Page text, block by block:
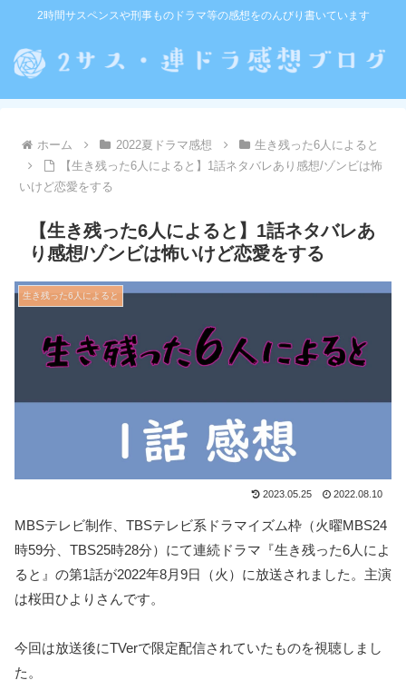
2時間サスペンスや刑事ものドラマ等の感想をのんびり書いています
ホーム 2022夏ドラマ感想
生き残った6人によると
【生き残った6人によると】1話ネタバレあり感想/ゾンビは怖
いけど恋愛をする
【生き残った6人によると】1話ネタバレあ
り感想/ゾンビは怖いけど恋愛をする
生き残った6人によると
2023.05.25 2022.08.10
MBSテレビ制作、TBSテレビ系ドラマイズム枠（火曜MBS24
時59分、TBS25時28分）にて連続ドラマ『生き残った6人によ
ると』の第1話が2022年8月9日（火）に放送されました。主演
は桜田ひよりさんです。
今回は放送後にTVerで限定配信されていたものを視聴しまし
た。